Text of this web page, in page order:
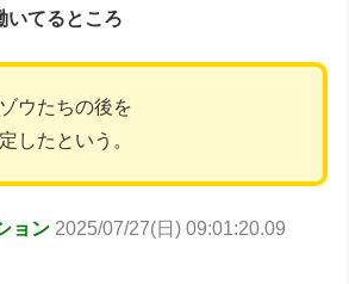
いてるところ
ウたちの後を
したという。
ョン 2025/07/27(日) 09:01:20.09